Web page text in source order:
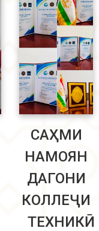
САҲМИ
НАМОЯН
ДАГОНИ
КОЛЛЕҶИ
ТЕХНИКӢ